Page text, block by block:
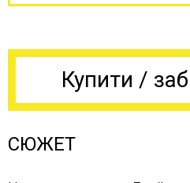
Купити /
СЮЖЕТ